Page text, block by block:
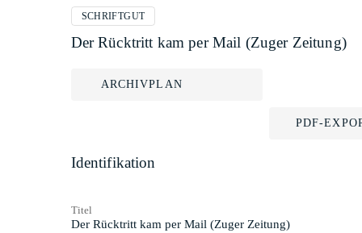
SCHRIFTGUT
Der Rücktritt kam per Mail (Zuger Zeitung)
ARCHIVPLAN
PDF-
Identifikation
Titel
Der Rücktritt kam per Mail (Zuger Zeitung)